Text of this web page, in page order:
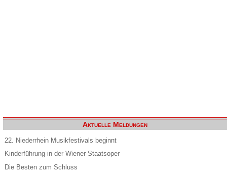
Aktuelle Meldungen
22. Niederrhein Musikfestivals beginnt
Kinderführung in der Wiener Staatsoper
Die Besten zum Schluss